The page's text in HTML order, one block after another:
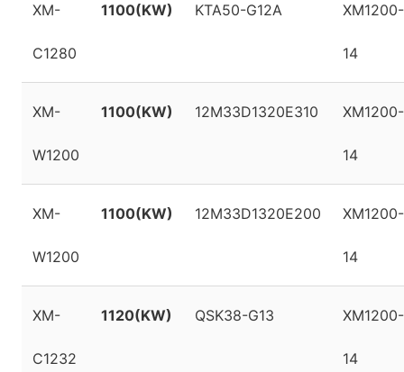
XM-
C1280
1100(KW) KTA50-G12A XM1200-
14
XM-
W1200
1100(KW) 12M33D1320E310 XM1200-
14
XM-
W1200
1100(KW) 12M33D1320E200 XM1200-
14
XM-
C1232
1120(KW) QSK38-G13 XM1200-
14